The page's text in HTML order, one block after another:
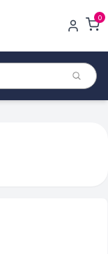
0